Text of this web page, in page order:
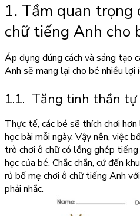
1. Tầm quan trọng
chữ tiếng Anh cho
Áp dụng đúng cách và sáng tạo
Anh sẽ mang lại cho bé nhiều lợi
1.1. Tăng tinh thần tự
Thực tế, các bé sẽ thích chơi
học bài mỗi ngày. Vậy nên, việc
trò chơi ô chữ có lồng ghép
học của bé. Chắc chắn, cứ đến
rủ bố mẹ chơi ô chữ tiếng Anh
phải nhắc.